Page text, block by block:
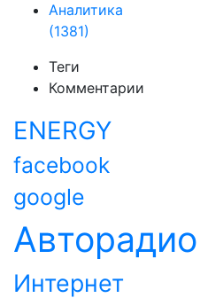
Аналитика
(1381)
Теги
Комментарии
ENERGY
facebook
google
Авторадио
Интернет